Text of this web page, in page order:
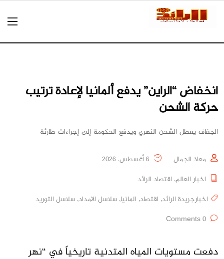
انخفاض “الراين” يدفع ألمانيا لإعادة ترتيب
حركة الشحن
الجفاف يعطل الشحن النهري ويدفع الحكومة إلى إجراءات طارئة
معاذ الجمال
اخبار العالم, اقتصاد الرائد
اخبارجريدة الرائد, اقتصاد, المانيا, سلاسل الامداد, سلاسل التوريد
دفعت مستويات المياه المتدنية تاريخياً في “نهر